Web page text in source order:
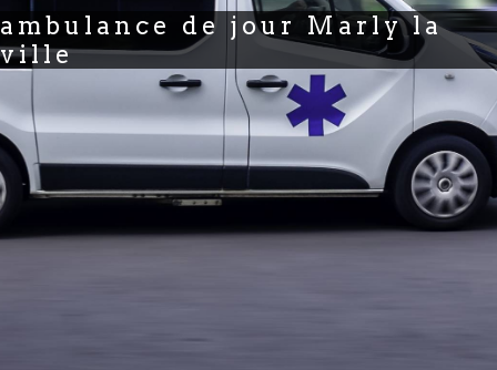
ambulance de jour Marly la
ville